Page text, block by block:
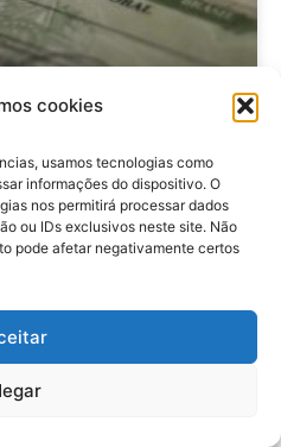
cookies
usamos tecnologias como
informações do dispositivo. O
nos permitirá processar dados
ou IDs exclusivos neste site. Não
pode afetar negativamente certos
investiga
eleitorais